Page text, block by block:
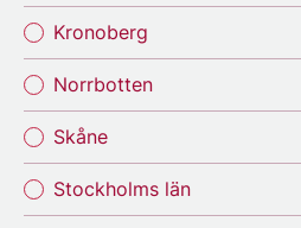
Kronoberg
Norrbotten
Skåne
Stockholms län